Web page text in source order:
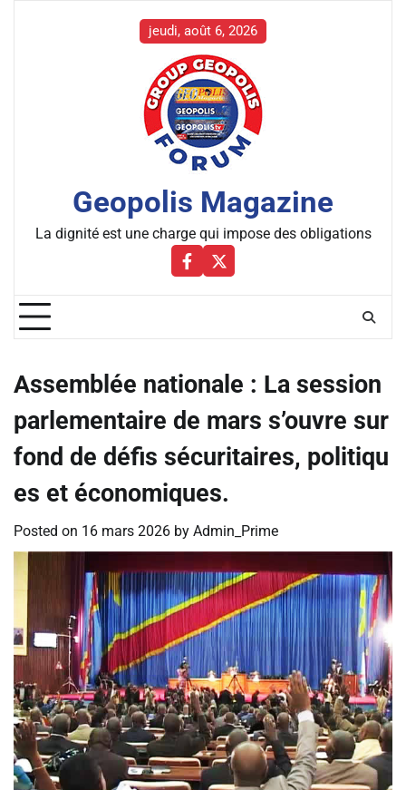
jeudi, août 6, 2026
Geopolis Magazine
La dignité est une charge qui impose des obligations
Facebbok
X
Assemblée nationale : La session
parlementaire de mars s’ouvre sur
fond de défis sécuritaires, politiqu
es et économiques.
Posted on 16 mars 2026 by Admin_Prime